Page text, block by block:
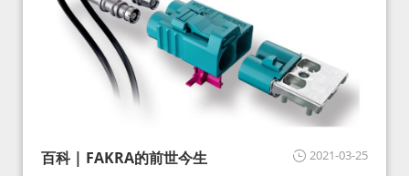
2021-03-25
百科 | FAKRA的前世今生